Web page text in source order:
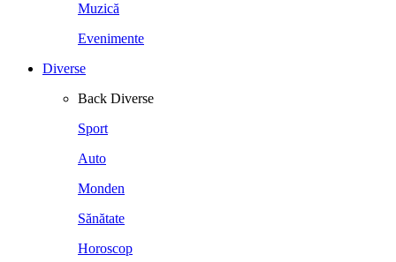
Muzică
Evenimente
Diverse
Back Diverse
Sport
Auto
Monden
Sănătate
Horoscop